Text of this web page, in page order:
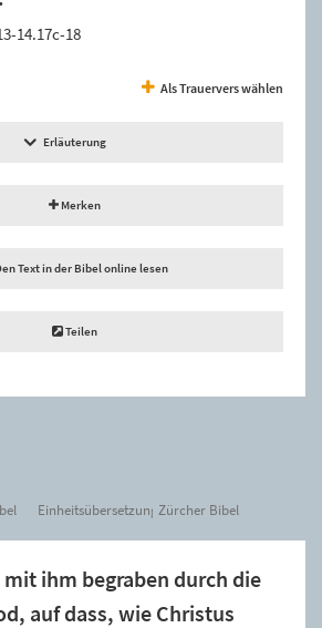
14.17c-18
Als Trauervers wählen
Erläuterung
Merken
Text in der Bibel online lesen
Teilen
Einheitsübersetzung Zürcher Bibel
mit ihm begraben durch die
auf dass, wie Christus